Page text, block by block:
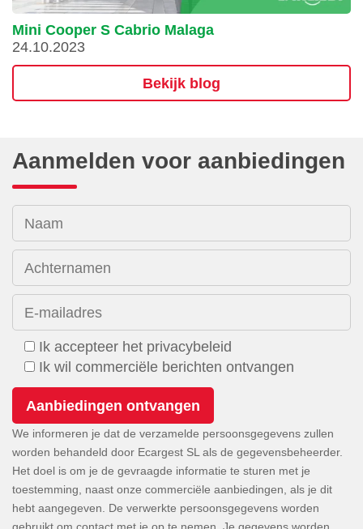
Mini Cooper S Cabrio Malaga
24.10.2023
Bekijk blog
Aanmelden voor aanbiedingen
Naam
Achternamen
E-mailadres
Ik accepteer het privacybeleid
Ik wil commerciële berichten ontvangen
We informeren je dat de verzamelde persoonsgegevens zullen
worden behandeld door Ecargest SL als de gegevensbeheerder.
Het doel is om je de gevraagde informatie te sturen met je
toestemming, naast onze commerciële aanbiedingen, als je dit
hebt aangegeven. De verwerkte persoonsgegevens worden